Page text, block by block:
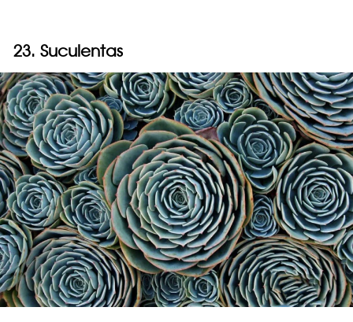
23. Suculentas